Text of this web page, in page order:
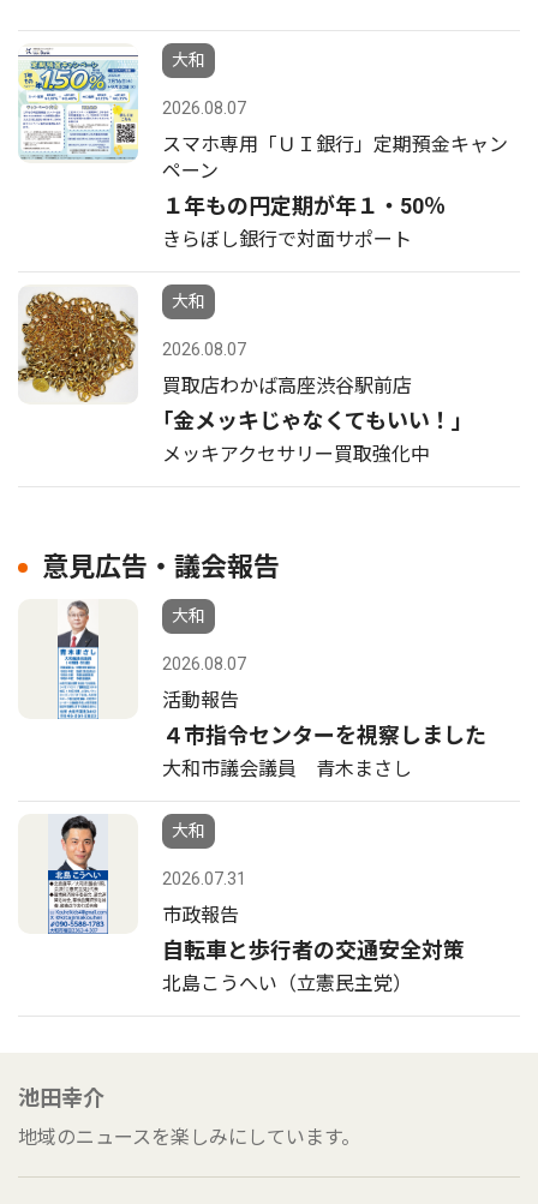
大和
2026.08.07
スマホ専用「ＵＩ銀行」定期預金キャン
ペーン
１年もの円定期が年１・50％
きらぼし銀行で対面サポート
大和
2026.08.07
買取店わかば高座渋谷駅前店
｢金メッキじゃなくてもいい！｣
メッキアクセサリー買取強化中
意見広告・議会報告
大和
2026.08.07
活動報告
４市指令センターを視察しました
大和市議会議員 青木まさし
大和
2026.07.31
市政報告
自転車と歩行者の交通安全対策
北島こうへい（立憲民主党）
池田幸介
地域のニュースを楽しみにしています。